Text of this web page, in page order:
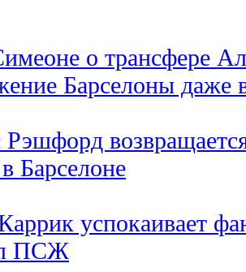
о трансфере
Барселоны даже
Барселоне
успокаивает
ПСЖ